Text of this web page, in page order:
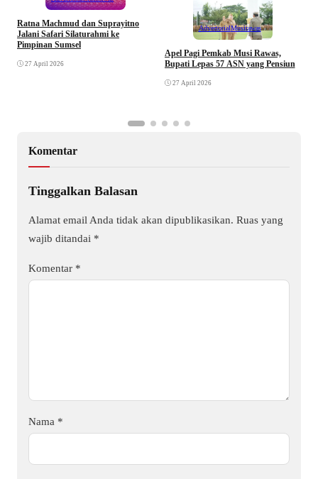
Ratna Machmud dan Suprayitno
Jalani Safari Silaturahmi ke
Pimpinan Sumsel
27 April 2026
AdvertorialMusirawas
Apel Pagi Pemkab Musi Rawas,
Bupati Lepas 57 ASN yang Pensiun
27 April 2026
Komentar
Tinggalkan Balasan
Alamat email Anda tidak akan dipublikasikan. Ruas yang
wajib ditandai *
Komentar *
Nama *